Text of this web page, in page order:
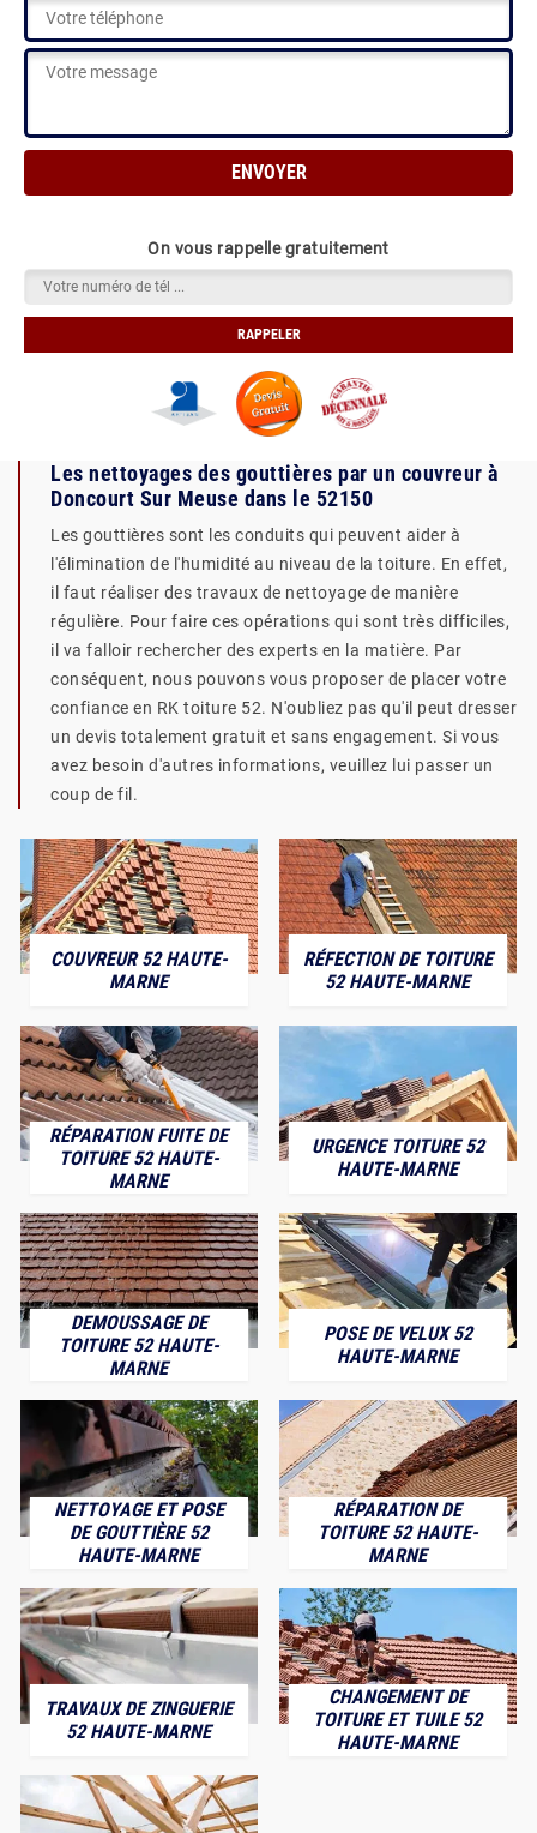
On vous rappelle gratuitement
Les nettoyages des gouttières par un couvreur à
Doncourt Sur Meuse dans le 52150
Les gouttières sont les conduits qui peuvent aider à
l'élimination de l'humidité au niveau de la toiture. En effet,
il faut réaliser des travaux de nettoyage de manière
régulière. Pour faire ces opérations qui sont très difficiles,
il va falloir rechercher des experts en la matière. Par
conséquent, nous pouvons vous proposer de placer votre
confiance en RK toiture 52. N'oubliez pas qu'il peut dresser
un devis totalement gratuit et sans engagement. Si vous
avez besoin d'autres informations, veuillez lui passer un
coup de fil.
COUVREUR 52 HAUTE-
MARNE
RÉFECTION DE TOITURE
52 HAUTE-MARNE
RÉPARATION FUITE DE
TOITURE 52 HAUTE-
MARNE
URGENCE TOITURE 52
HAUTE-MARNE
DEMOUSSAGE DE
TOITURE 52 HAUTE-
MARNE
POSE DE VELUX 52
HAUTE-MARNE
NETTOYAGE ET POSE
DE GOUTTIÈRE 52
HAUTE-MARNE
RÉPARATION DE
TOITURE 52 HAUTE-
MARNE
TRAVAUX DE ZINGUERIE
52 HAUTE-MARNE
CHANGEMENT DE
TOITURE ET TUILE 52
HAUTE-MARNE